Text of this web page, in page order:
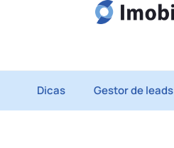
Dicas Gestor de leads